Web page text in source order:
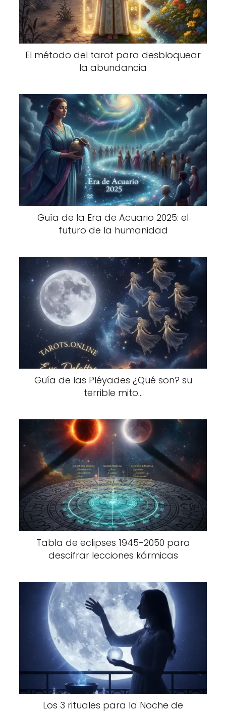
El método del tarot para desbloquear
la abundancia
Guía de la Era de Acuario 2025: el
futuro de la humanidad
Guía de las Pléyades ¿Qué son? su
terrible mito...
Tabla de eclipses 1945-2050 para
descifrar lecciones kármicas
Los 3 rituales para la Noche de